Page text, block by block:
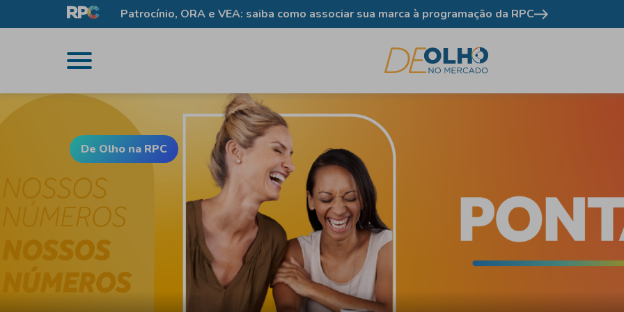
Patrocínio, ORA e VEA: saiba como associar sua marca à programação da RPC Como anunciar no g1
De Olho na RPC